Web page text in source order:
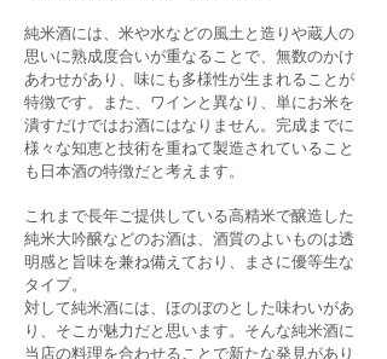
純米酒には、米や水などの風土と造りや蔵人の
思いに熟成度合いが重なることで、無数のかけ
あわせがあり、味にも多様性が生まれることが
特徴です。また、ワインと異なり、単にお米を
潰すだけではお酒にはなりません。完成までに
様々な知恵と技術を重ねて製造されていること
も日本酒の特徴だと考えます。
これまで長年ご提供している高精米で醸造した
純米大吟醸などのお酒は、酒質のよいものは透
明感と旨味を兼ね備えており、まさに優等生な
タイプ。
対して純米酒には、ほのぼのとした味わいがあ
り、そこが魅力だと思います。そんな純米酒に
当店の料理を合わせることで新たな発見があり